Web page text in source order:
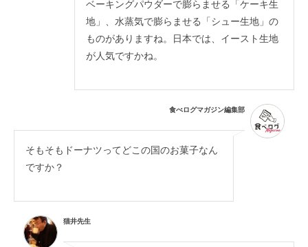
ベーキングパウダーで膨らませる「ケーキ生
地」、水蒸気で膨らませる「シュー生地」の
ものがありますね。日本では、イースト生地
が人気ですかね。
食べログマガジン編集部
そもそもドーナツってどこの国のお菓子なん
ですか？
猫井先生